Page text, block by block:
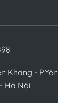
Khang - P.Yên
Hà Nội